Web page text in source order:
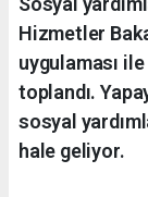
Hizmetler
uygulaması
toplandı.
sosyal
hale geliyor.